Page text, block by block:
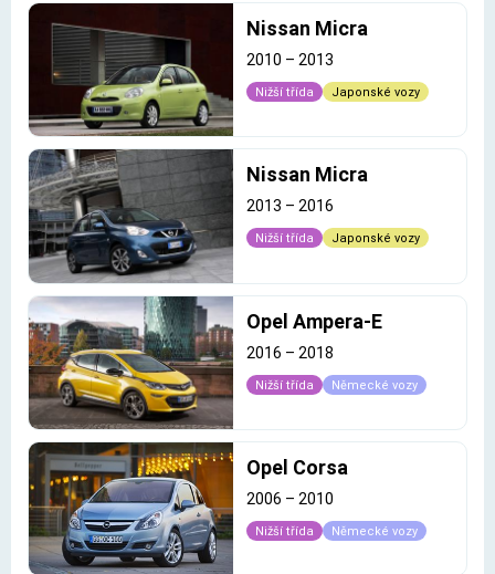
Nissan Micra
2010 – 2013
Nižší třída Japonské vozy
Nissan Micra
2013 – 2016
Nižší třída Japonské vozy
Opel Ampera-E
2016 – 2018
Nižší třída Německé vozy
Opel Corsa
2006 – 2010
Nižší třída Německé vozy